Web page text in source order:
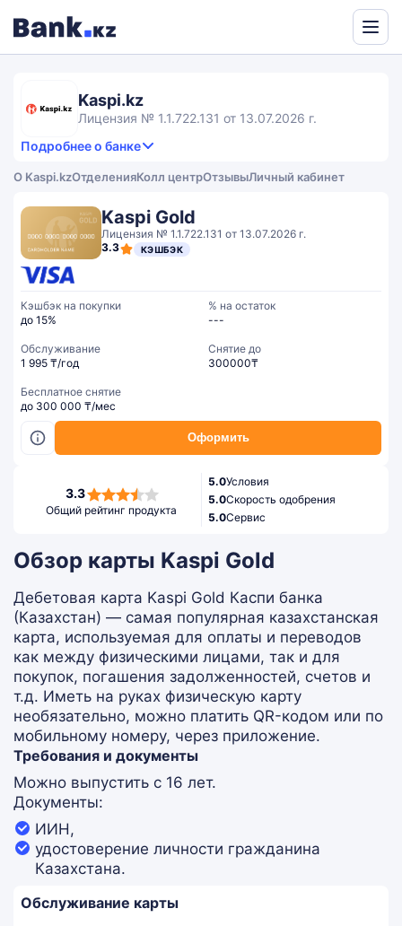
Kaspi.kz
Лицензия № 1.1.722.131 от 13.07.2026 г.
Подробнее о банке
3.5
3,5
rating
4.3
Продукты и услуги
О Kaspi.kzОтделенияКолл центрОтзывыЛичный кабинет
Kaspi Gold
Лицензия № 1.1.722.131 от 13.07.2026 г.
3.3
КЭШБЭК
Оформить
Кэшбэк на покупки
до 15%
% на остаток
---
Обслуживание
1 995 ₸/год
Cнятие до
300000₸
Бесплатное снятие
до 300 000 ₸/мес
3.3
Общий рейтинг продукта
5.0Условия
5.0Скорость одобрения
5.0Сервис
Обзор карты Kaspi Gold
Дебетовая карта Kaspi Gold Каспи банка
(Казахстан) — самая популярная казахстанская
карта, используемая для оплаты и переводов
как между физическими лицами, так и для
покупок, погашения задолженностей, счетов и
т.д. Иметь на руках физическую карту
необязательно, можно платить QR-кодом или по
мобильному номеру, через приложение.
Требования и документы
Можно выпустить с 16 лет.
Документы:
ИИН,
удостоверение личности гражданина
Казахстана.
Обслуживание карты